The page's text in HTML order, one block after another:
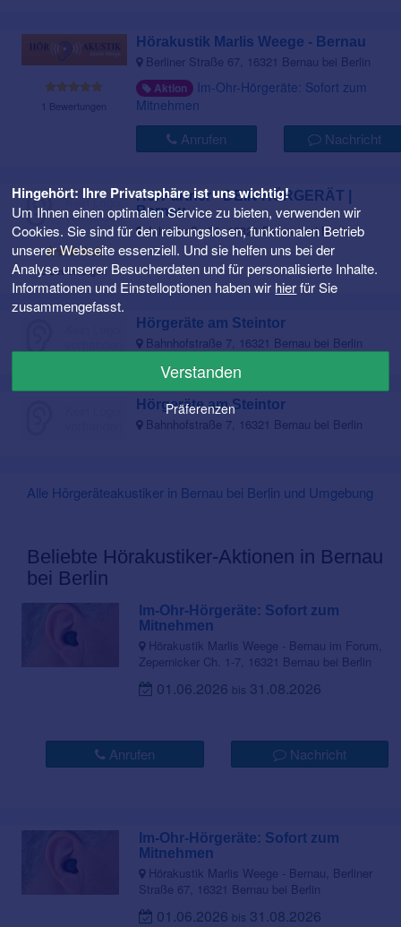
1 Bewertungen
Hörakustik Marlis Weege - Bernau
Berliner Straße 67, 16321 Bernau bei Berlin
Aktion Im-Ohr-Hörgeräte: Sofort zum
Mitnehmen
Anrufen Nachricht
5 Bewertungen
HörPartner - DEIN HÖRGERÄT |
Bernau
Jahnstraße 50, 16321 Bernau bei Berlin
Hörgeräte am Steintor
Bahnhofstraße 7, 16321 Bernau bei Berlin
Hörgeräte am Steintor
Bahnhofstraße 7, 16321 Bernau bei Berlin
Alle Hörgeräteakustiker in Bernau bei Berlin und Umgebung
Beliebte Hörakustiker-Aktionen in Bernau
bei Berlin
Im-Ohr-Hörgeräte: Sofort zum
Mitnehmen
Hörakustik Marlis Weege - Bernau im Forum,
Zepernicker Ch. 1-7, 16321 Bernau bei Berlin
01.06.2026 bis 31.08.2026
Anrufen Nachricht
Im-Ohr-Hörgeräte: Sofort zum
Mitnehmen
Hörakustik Marlis Weege - Bernau, Berliner
Straße 67, 16321 Bernau bei Berlin
01.06.2026 bis 31.08.2026
Hingehört: Ihre Privatsphäre ist uns wichtig!
Um Ihnen einen optimalen Service zu bieten, verwenden wir
Cookies. Sie sind für den reibungslosen, funktionalen Betrieb
unserer Webseite essenziell. Und sie helfen uns bei der
Analyse unserer Besucherdaten und für personalisierte Inhalte.
Informationen und Einstelloptionen haben wir hierfür Sie
zusammengefasst.
Verstanden
Präferenzen